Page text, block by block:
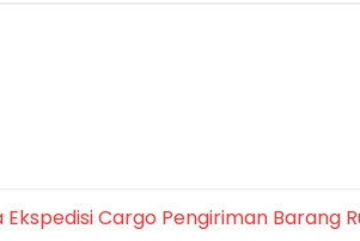
Ekspedisi Cargo Pengiriman Barang